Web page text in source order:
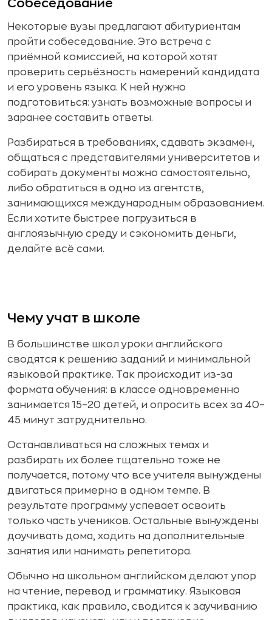
Собеседование
Некоторые вузы предлагают абитуриентам
пройти собеседование. Это встреча с
приёмной комиссией, на которой хотят
проверить серьёзность намерений кандидата
и его уровень языка. К ней нужно
подготовиться: узнать возможные вопросы и
заранее составить ответы.
Разбираться в требованиях, сдавать экзамен,
общаться с представителями университетов и
собирать документы можно самостоятельно,
либо обратиться в одно из агентств,
занимающихся международным образованием.
Если хотите быстрее погрузиться в
англоязычную среду и сэкономить деньги,
делайте всё сами.
Чему учат в школе
В большинстве школ уроки английского
сводятся к решению заданий и минимальной
языковой практике. Так происходит из-за
формата обучения: в классе одновременно
занимается 15–20 детей, и опросить всех за 40–
45 минут затруднительно.
Останавливаться на сложных темах и
разбирать их более тщательно тоже не
получается, потому что все учителя вынуждены
двигаться примерно в одном темпе. В
результате программу успевает освоить
только часть учеников. Остальные вынуждены
доучивать дома, ходить на дополнительные
занятия или нанимать репетитора.
Обычно на школьном английском делают упор
на чтение, перевод и грамматику. Языковая
практика, как правило, сводится к заучиванию